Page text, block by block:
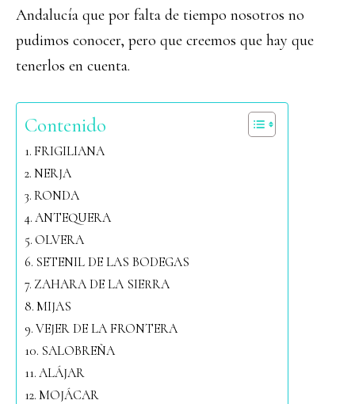
Andalucía que por falta de tiempo nosotros no
pudimos conocer, pero que creemos que hay que
tenerlos en cuenta.
Contenido
FRIGILIANA
NERJA
RONDA
ANTEQUERA
OLVERA
SETENIL DE LAS BODEGAS
ZAHARA DE LA SIERRA
MIJAS
VEJER DE LA FRONTERA
SALOBREÑA
ALÁJAR
MOJÁCAR